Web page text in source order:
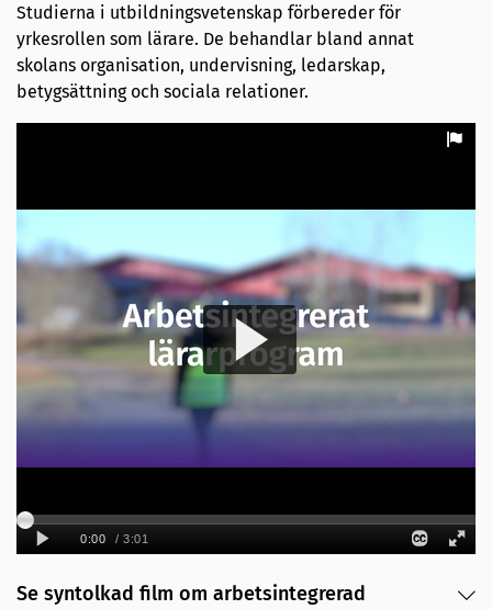
Studierna i utbildningsvetenskap förbereder för
yrkesrollen som lärare. De behandlar bland annat
skolans organisation, undervisning, ledarskap,
betygsättning och sociala relationer.
Se syntolkad film om arbetsintegrerad